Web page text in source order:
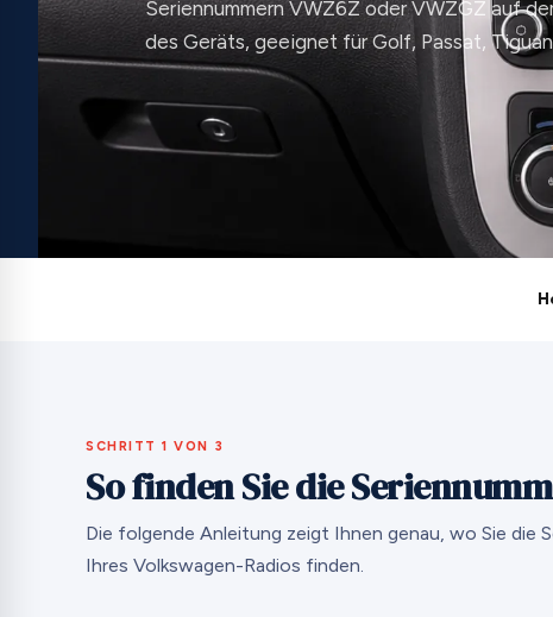
Seriennummern VWZ6Z oder VWZGZ auf
des Geräts, geeignet für Golf, Passat,
SCHRITT 1 VON 3
So finden Sie die
Die folgende Anleitung zeigt Ihnen genau, wo Sie die
Ihres Volkswagen-Radios finden.